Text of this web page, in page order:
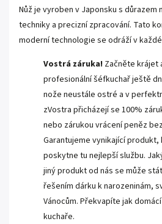
Nůž je vyroben v Japonsku s důrazem
techniky a precizní zpracování. Tato
moderní technologie se odráží v
Vostrá záruka! Začněte krájet
profesionální šéfkuchař ještě
nože neustále ostré a v
zVostra přicházejí se 100%
nebo zárukou vrácení peněz
Garantujeme vynikající produkt,
poskytne tu nejlepší službu.
jiný produkt od nás se může
řešením dárku k narozeninám,
Vánocům. Překvapíte jak
kuchaře.